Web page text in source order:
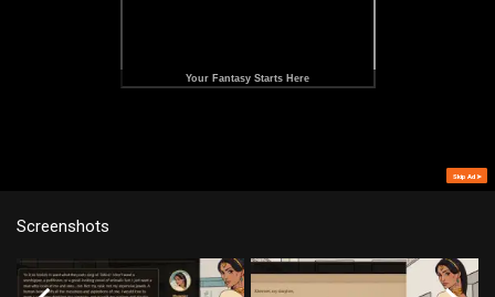
Screenshots